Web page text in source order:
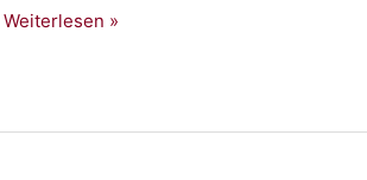
Gelesen:
Weiterlesen »